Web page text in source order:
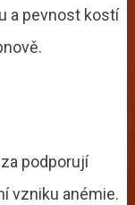
a pevnost kostí
podporují
vzniku anémie.